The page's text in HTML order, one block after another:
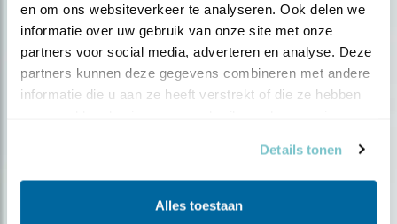
en om ons websiteverkeer te analyseren. Ook delen we
informatie over uw gebruik van onze site met onze
partners voor social media, adverteren en analyse. Deze
partners kunnen deze gegevens combineren met andere
informatie die u aan ze heeft verstrekt of die ze hebben
Details tonen
Alles toestaan